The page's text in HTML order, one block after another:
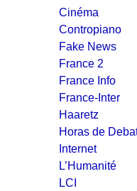
Cinéma
Contropiano
Fake News
France 2
France Info
France-Inter
Haaretz
Horas de
Internet
L’Humanité
LCI